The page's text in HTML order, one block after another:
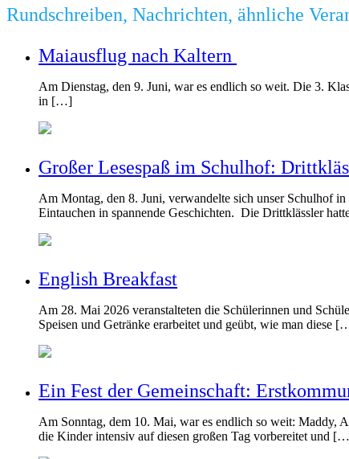
Rundschreiben, Nachrichten, ähnliche
Maiausflug nach Kaltern
Am Dienstag, den 9. Juni, war es endlich so weit. Die 3.
in […]
Großer Lesespaß im Schulhof:
Am Montag, den 8. Juni, verwandelte sich unser Schulhof
Eintauchen in spannende Geschichten. Die Drittklässler
English Breakfast
Am 28. Mai 2026 veranstalteten die Schülerinnen und
Speisen und Getränke erarbeitet und geübt, wie man diese
Ein Fest der Gemeinschaft:
Am Sonntag, dem 10. Mai, war es endlich so weit: Maddy,
die Kinder intensiv auf diesen großen Tag vorbereitet und